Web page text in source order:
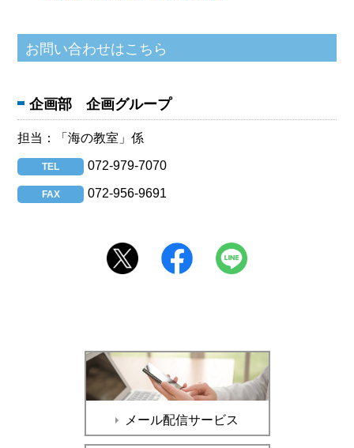
企画部 企画グループ
担当：「海の教室」係
TEL 072-979-7070
FAX 072-956-9691
メール配信サービス